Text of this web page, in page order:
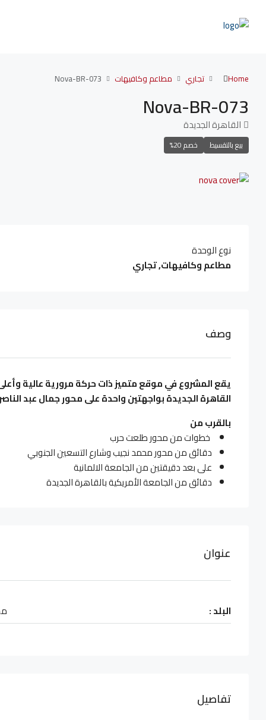
Home تجاري مطاعم وكافيهات Nova-BR-073
Nova-BR-073
القاهرة الجديدة
بيع بالتقسيط خصم 20%
نوع الوحدة
مطاعم وكافيهات, تجاري
وصف
يقع المشروع في موقع متميز ذات حركة مرورية عالية
القاهرة الجديدة بواجهتين واحدة على محور جمال عبد
بالقرب من
خطوات من محور طلعت حرب
دقائق من محور محمد نجيب وشارع التسعين الجنوبي
على بعد دقيقتين من الجامعة الالمانية
دقائق من الجامعة الأمريكية بالقاهرة الجديدة
عنوان
البلد :
تفاصيل